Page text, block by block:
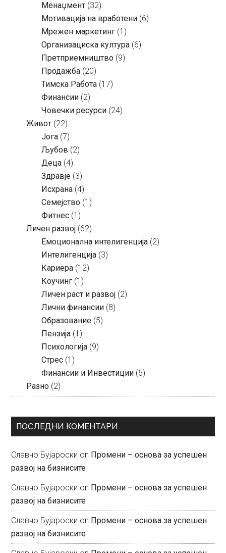
Менаџмент (32)
Мотивација на вработени (6)
Мрежен маркетинг (1)
Организациска култура (6)
Претприемништво (9)
Продажба (20)
Тимска Работа (17)
Финансии (2)
Човечки ресурси (24)
Живот (22)
Јога (7)
Љубов (2)
Деца (4)
Здравје (3)
Исхрана (4)
Семејство (1)
Фитнес (1)
Личен развој (62)
Емоционална интелигенција (2)
Интелигенција (3)
Кариера (12)
Коучинг (1)
Личен раст и развој (2)
Лични финансии (8)
Образование (5)
Пензија (1)
Психологија (9)
Стрес (1)
Финансии и Инвестиции (5)
Разно (2)
ПОСЛЕДНИ КОМЕНТАРИ
Славчо Бујароски on Промени – основа за успешен
развој на бизнисите
Славчо Бујароски on Промени – основа за успешен
развој на бизнисите
Славчо Бујароски on Промени – основа за успешен
развој на бизнисите